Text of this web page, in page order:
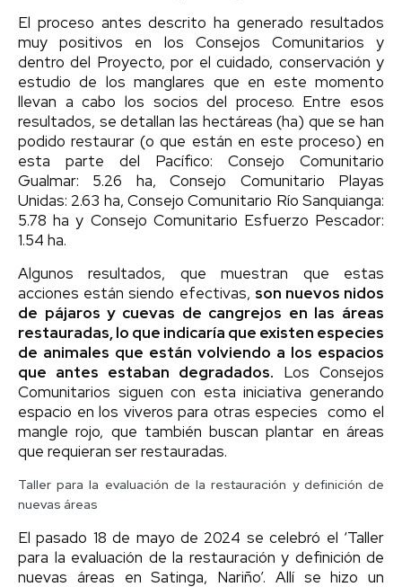
El proceso antes descrito ha generado resultados
muy positivos en los Consejos Comunitarios y
dentro del Proyecto, por el cuidado, conservación y
estudio de los manglares que en este momento
llevan a cabo los socios del proceso. Entre esos
resultados, se detallan las hectáreas (ha) que se han
podido restaurar (o que están en este proceso) en
esta parte del Pacífico: Consejo Comunitario
Gualmar: 5.26 ha, Consejo Comunitario Playas
Unidas: 2.63 ha, Consejo Comunitario Río Sanquianga:
5.78 ha y Consejo Comunitario Esfuerzo Pescador:
1.54 ha.
Algunos resultados, que muestran que estas
acciones están siendo efectivas, son nuevos nidos
de pájaros y cuevas de cangrejos en las áreas
restauradas, lo que indicaría que existen especies
de animales que están volviendo a los espacios
que antes estaban degradados. Los Consejos
Comunitarios siguen con esta iniciativa generando
espacio en los viveros para otras especies como el
mangle rojo, que también buscan plantar en áreas
que requieran ser restauradas.
Taller para la evaluación de la restauración y definición de
nuevas áreas
El pasado 18 de mayo de 2024 se celebró el ‘Taller
para la evaluación de la restauración y definición de
nuevas áreas en Satinga, Nariño’. Allí se hizo un